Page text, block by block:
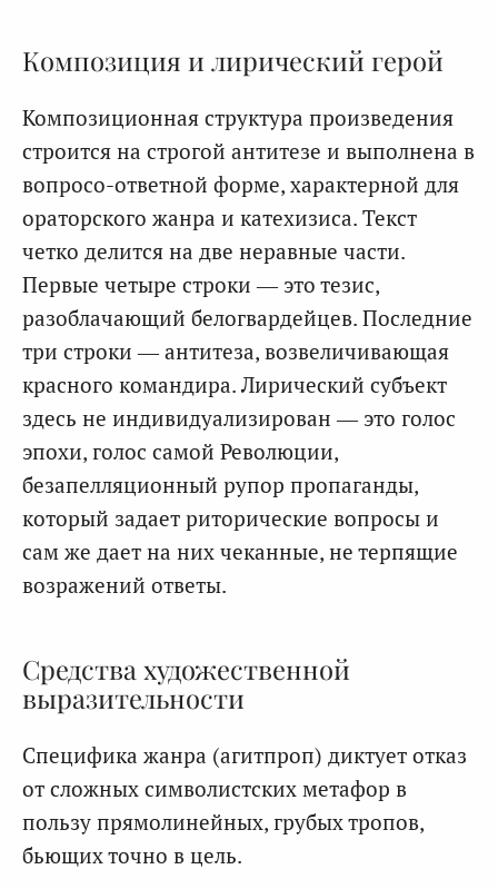
Композиция и лирический герой
Композиционная структура произведения
строится на строгой антитезе и выполнена в
вопросо-ответной форме, характерной для
ораторского жанра и катехизиса. Текст
четко делится на две неравные части.
Первые четыре строки — это тезис,
разоблачающий белогвардейцев. Последние
три строки — антитеза, возвеличивающая
красного командира. Лирический субъект
здесь не индивидуализирован — это голос
эпохи, голос самой Революции,
безапелляционный рупор пропаганды,
который задает риторические вопросы и
сам же дает на них чеканные, не терпящие
возражений ответы.
Средства художественной
выразительности
Специфика жанра (агитпроп) диктует отказ
от сложных символистских метафор в
пользу прямолинейных, грубых тропов,
бьющих точно в цель.